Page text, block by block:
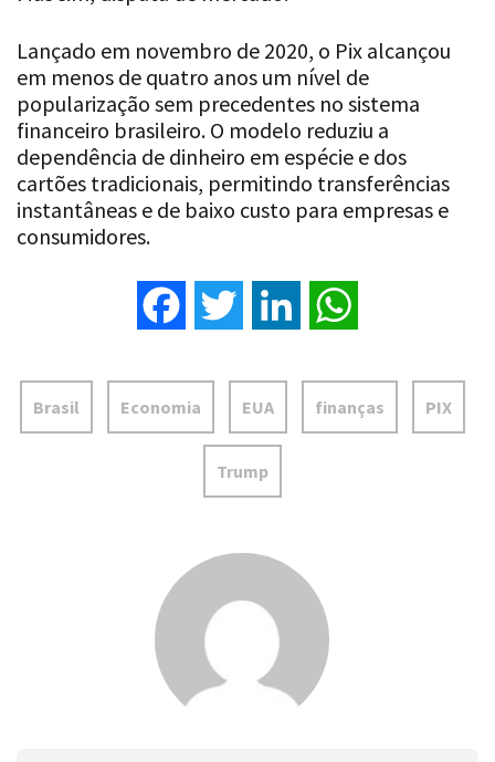
Lançado em novembro de 2020, o Pix alcançou
em menos de quatro anos um nível de
popularização sem precedentes no sistema
financeiro brasileiro. O modelo reduziu a
dependência de dinheiro em espécie e dos
cartões tradicionais, permitindo transferências
instantâneas e de baixo custo para empresas e
consumidores.
Trump